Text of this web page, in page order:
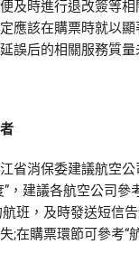
及時進行退改簽等
應該在購票時就以
誤后的相關服務質
消保委建議航空公
”，建議各航空公司
班，及時發送短信
;在購票環節可參考